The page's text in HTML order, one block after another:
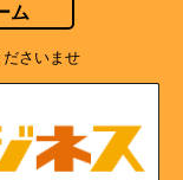
ム
さいませ